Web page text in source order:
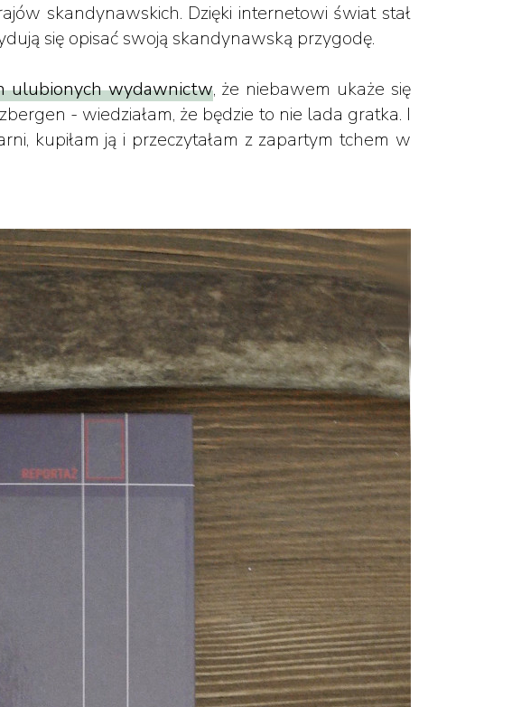
skandynawskich. Dzięki internetowi świat stał
się opisać swoją skandynawską przygodę.
ulubionych wydawnictw, że niebawem ukaże się
- wiedziałam, że będzie to nie lada gratka. I
kupiłam ją i przeczytałam z zapartym tchem w